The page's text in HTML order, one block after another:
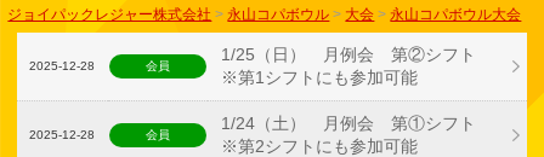
ジョイパックレジャー株式会社 > 永山コパボウル > 大会 > 永山コパボウル大会
2025-12-28 会員
1/25（日） 月例会 第②シフト
※第1シフトにも参加可能
2025-12-28 会員
1/24（土） 月例会 第①シフト
※第2シフトにも参加可能